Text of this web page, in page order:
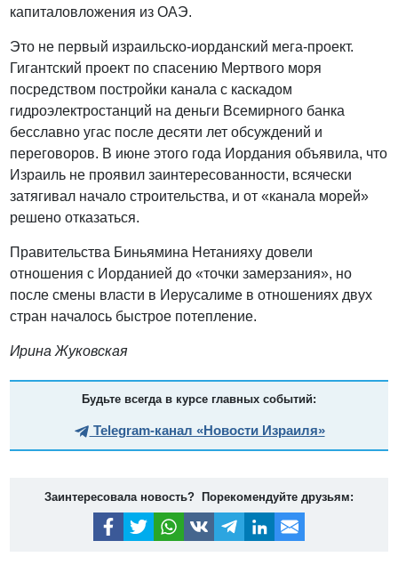
капиталовложения из ОАЭ.
Это не первый израильско-иорданский мега-проект.
Гигантский проект по спасению Мертвого моря
посредством постройки канала с каскадом
гидроэлектростанций на деньги Всемирного банка
бесславно угас после десяти лет обсуждений и
переговоров. В июне этого года Иордания объявила, что
Израиль не проявил заинтересованности, всячески
затягивал начало строительства, и от «канала морей»
решено отказаться.
Правительства Биньямина Нетанияху довели
отношения с Иорданией до «точки замерзания», но
после смены власти в Иерусалиме в отношениях двух
стран началось быстрое потепление.
Ирина Жуковская
Будьте всегда в курсе главных событий:
Telegram-канал «Новости Израиля»
Заинтересовала новость? Порекомендуйте друзьям: